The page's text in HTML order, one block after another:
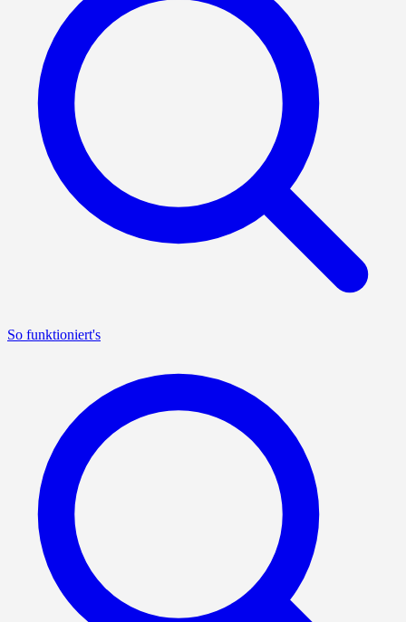
So funktioniert's